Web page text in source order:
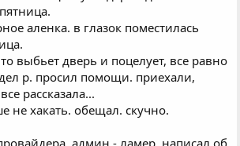
аленка. в глазок поместилась
выбьет дверь и поцелует, все равно
р. просил помощи. приехали,
рассказала...
не хакать. обещал. скучно.
админ - ламер. написал об